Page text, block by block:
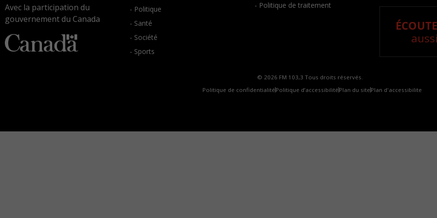
Avec la participation du
gouvernement du Canada
- Politique
- Santé
- Société
- Sports
- Politique de traitement
© 2026 FM 103,3 Tous droits réservés.
Politique de confidentialité Politique d’accessibilité Plan du site Plan d'accessibilite